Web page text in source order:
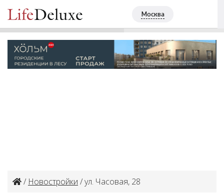
Москва
/ Новостройки / ул. Часовая, 28
SOUL
+7 (495) 2560127 ПОЗВОНИТЬ